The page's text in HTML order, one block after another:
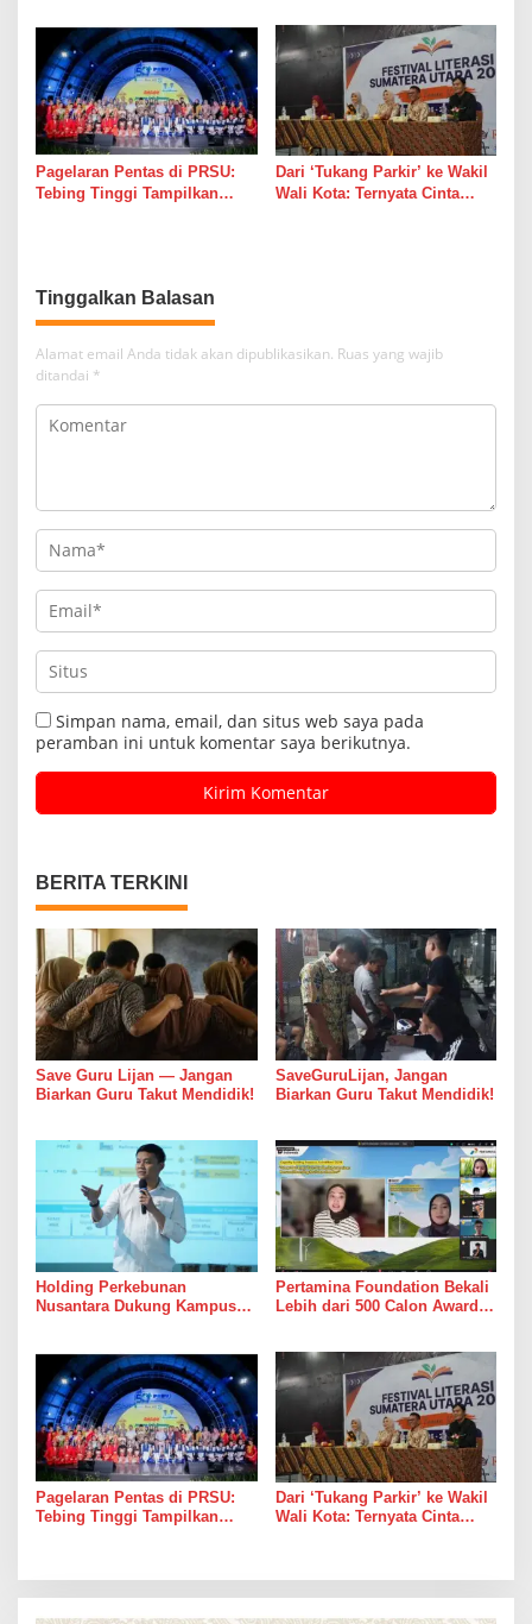
Sandhiyudha Jadi Mahasiswa
Angkatan Pertama Magister
ITSI
Tahap Wawancara
Pagelaran Pentas di PRSU:
Tebing Tinggi Tampilkan
Dari ‘Tukang Parkir’ ke Wakil
Wali Kota: Ternyata Cinta
Tinggalkan Balasan
Alamat email Anda tidak akan dipublikasikan. Ruas yang wajib
ditandai *
Simpan nama, email, dan situs web saya pada
peramban ini untuk komentar saya berikutnya.
BERITA TERKINI
Save Guru Lijan — Jangan
Biarkan Guru Takut Mendidik!
SaveGuruLijan, Jangan
Biarkan Guru Takut Mendidik!
Holding Perkebunan
Nusantara Dukung Kampus
Angkatan Pertama Magister
ITSI
Pertamina Foundation Bekali
Lebih dari 500 Calon Awardee
Pagelaran Pentas di PRSU:
Tebing Tinggi Tampilkan
Dari ‘Tukang Parkir’ ke Wakil
Wali Kota: Ternyata Cinta